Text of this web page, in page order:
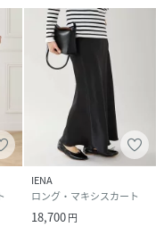
IENA
ロング・マキシスカート
18,700円